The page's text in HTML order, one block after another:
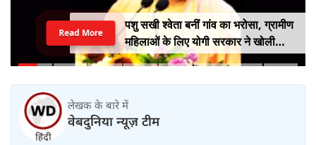
पशु सखी श्वेता बनीं गांव का भरोसा, ग्रामीण
महिलाओं के लिए योगी सरकार ने खोली
आत्मनिर्भरता की राह
Read More
लेखक के बारे में
वेबदुनिया न्यूज़ टीम